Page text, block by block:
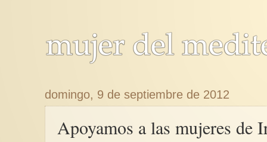
domingo, 9 de septiembre de 2012
Apoyamos a las mujeres de